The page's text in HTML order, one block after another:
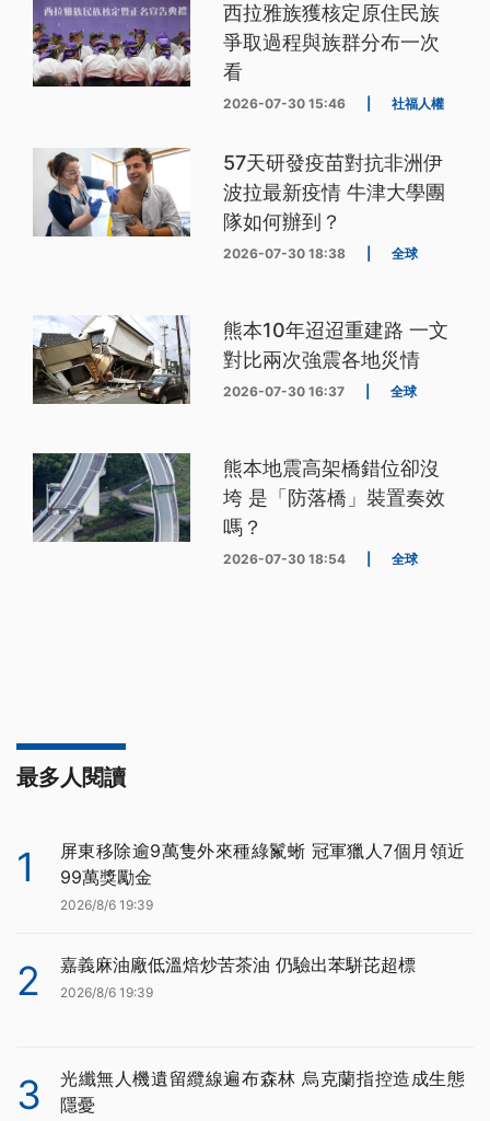
西拉雅族獲核定原住民族
爭取過程與族群分布一次
看
2026-07-30 15:46 社福人權
57天研發疫苗對抗非洲伊
波拉最新疫情 牛津大學團
隊如何辦到？
2026-07-30 18:38 全球
熊本10年迢迢重建路 一文
對比兩次強震各地災情
2026-07-30 16:37 全球
熊本地震高架橋錯位卻沒
垮 是「防落橋」裝置奏效
嗎？
2026-07-30 18:54 全球
最多人閱讀
1
屏東移除逾9萬隻外來種綠鬣蜥 冠軍獵人7個月領近
99萬獎勵金
2026/8/6 19:39
2 嘉義麻油廠低溫焙炒苦茶油 仍驗出苯駢芘超標
2026/8/6 19:39
3
光纖無人機遺留纜線遍布森林 烏克蘭指控造成生態
隱憂